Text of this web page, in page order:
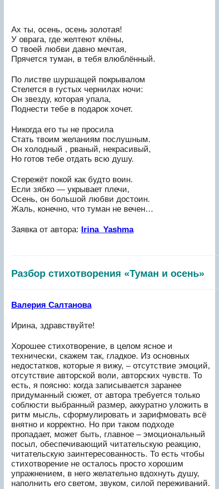
Ах ты, осень, осень золотая!
У оврага, где желтеют клёны,
О твоей любви давно мечтая,
Прячется туман, в тебя влюблённый.
По листве шуршащей покрывалом
Стелется в густых чернилах ночи:
Он звезду, которая упала,
Поднести тебе в подарок хочет.
Никогда его ты не просила
Стать твоим желаниям послушным.
Он холодный , рваный, некрасивый,
Но готов тебе отдать всю душу.
Стережёт покой как будто воин.
Если зябко — укрывает плечи,
Осень, он большой любви достоин.
Жаль, конечно, что туман не вечен…
Заявка от автора: Irina_Yashma
Разбор стихотворения «Туман и осень»
Валерия Салтанова
Ирина, здравствуйте!
Хорошее стихотворение, в целом ясное и
технически, скажем так, гладкое. Из основных
недостатков, которые я вижу, – отсутствие эмоций,
отсутствие авторской воли, авторских чувств. То
есть, я поясню: когда записывается заранее
придуманный сюжет, от автора требуется только
соблюсти выбранный размер, аккуратно уложить в
ритм мысль, сформулировать и зарифмовать всё
внятно и корректно. Но при таком подходе
пропадает, может быть, главное – эмоциональный
посыл, обеспечивающий читательскую реакцию,
читательскую заинтересованность. То есть чтобы
стихотворение не осталось просто хорошим
упражнением, в него желательно вдохнуть душу,
наполнить его светом, звуком, силой переживаний.